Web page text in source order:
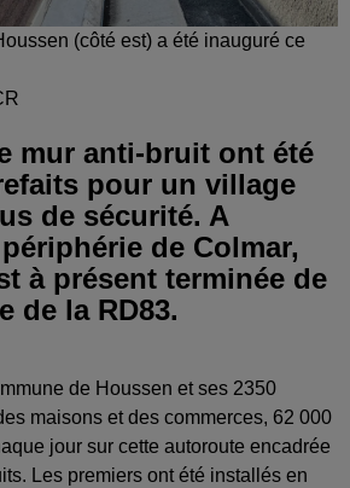
(côté est) a été inauguré ce
mur anti-bruit ont été
pour un village
de sécurité. A
de Colmar,
à présent terminée de
de la RD83.
de Houssen et ses 2350
maisons et des commerces, 62 000
jour sur cette autoroute encadrée
Les premiers ont été installés en